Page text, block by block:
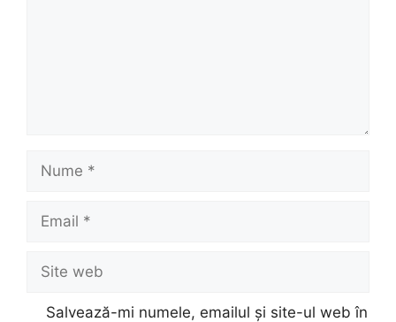
Nume
Email
Site
web
Salvează-mi numele, emailul și site-ul web în